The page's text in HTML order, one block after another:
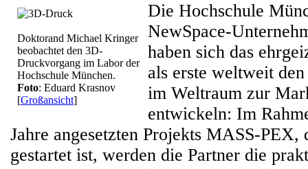
Doktorand Michael Kringer
beobachtet den 3D-
Druckvorgang im Labor der
Hochschule München.
Foto: Eduard Krasnov
[Großansicht]
Die Hochschule
NewSpace-
haben sich das
als erste weltweit
im Weltraum zur
entwickeln: Im
Jahre angesetzten Projekts MASS-PEX,
gestartet ist, werden die Partner die